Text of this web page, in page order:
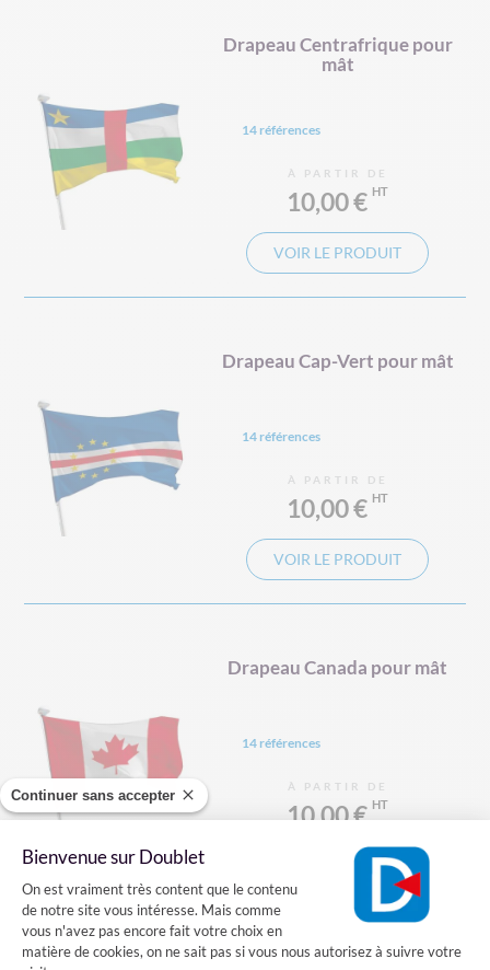
Continuer sans accepter
Bienvenue sur Doublet
Plateforme de Gestion du
On est vraiment très content que le contenu
de notre site vous intéresse. Mais comme
vous n'avez pas encore fait votre choix en
matière de cookies, on ne sait pas si vous nous autorisez à suivre votre
Drapeau Centrafrique pour
mât
14 références
À PARTIR DE
10,00 €
VOIR LE PRODUIT
Drapeau Cap-Vert pour mât
14 références
À PARTIR DE
10,00 €
VOIR LE PRODUIT
Drapeau Canada pour mât
14 références
À PARTIR DE
10,00 €
VOIR LE PRODUIT